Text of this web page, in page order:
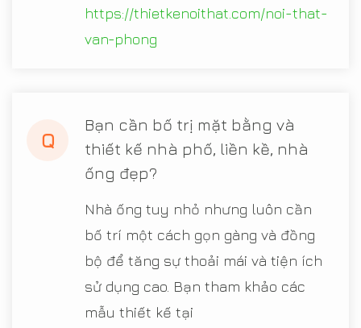
https://thietkenoithat.com/noi-that-
van-phong
Q
Bạn cần bố trị mặt bằng và
thiết kế nhà phố, liền kề, nhà
ống đẹp?
Nhà ống tuy nhỏ nhưng luôn cần
bố trí một cách gọn gàng và đồng
bộ để tăng sự thoải mái và tiện ích
sử dụng cao. Bạn tham khảo các
mẫu thiết kế tại